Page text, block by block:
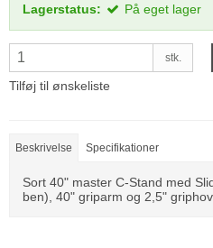
Lagerstatus: På eget lager
stk.
Tilføj til ønskeliste
Beskrivelse Specifikationer
Sort 40" master C-Stand med
ben), 40" griparm og 2,5"